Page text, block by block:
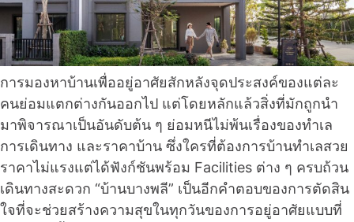
การมองหาบ้านเพื่ออยู่อาศัยสักหลังจุดประสงค์ของแต่ละ
คนย่อมแตกต่างกันออกไป แต่โดยหลักแล้วสิ่งที่มักถูกนำ
มาพิจารณาเป็นอันดับต้น ๆ ย่อมหนีไม่พ้นเรื่องของทำเล
การเดินทาง และราคาบ้าน ซึ่งใครที่ต้องการบ้านทำเลสวย
ราคาไม่แรงแต่ได้ฟังก์ชันพร้อม Facilities ต่าง ๆ ครบถ้วน
เดินทางสะดวก “บ้านบางพลี” เป็นอีกคำตอบของการตัดสิน
ใจที่จะช่วยสร้างความสุขในทุกวันของการอยู่อาศัยแบบที่